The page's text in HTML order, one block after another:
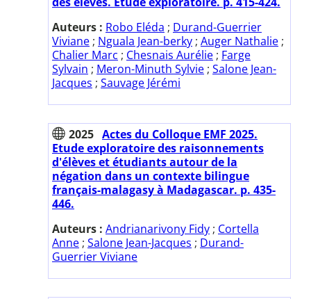
Auteurs : Robo Eléda ; Durand-Guerrier
Viviane ; Nguala Jean-berky ; Auger Nathalie ;
Chalier Marc ; Chesnais Aurélie ; Farge
Sylvain ; Meron-Minuth Sylvie ; Salone Jean-
Jacques ; Sauvage Jérémi
2025 Actes du Colloque EMF 2025.
Etude exploratoire des raisonnements
d'élèves et étudiants autour de la
négation dans un contexte bilingue
français-malagasy à Madagascar. p. 435-
446.
Auteurs : Andrianarivony Fidy ; Cortella
Anne ; Salone Jean-Jacques ; Durand-
Guerrier Viviane